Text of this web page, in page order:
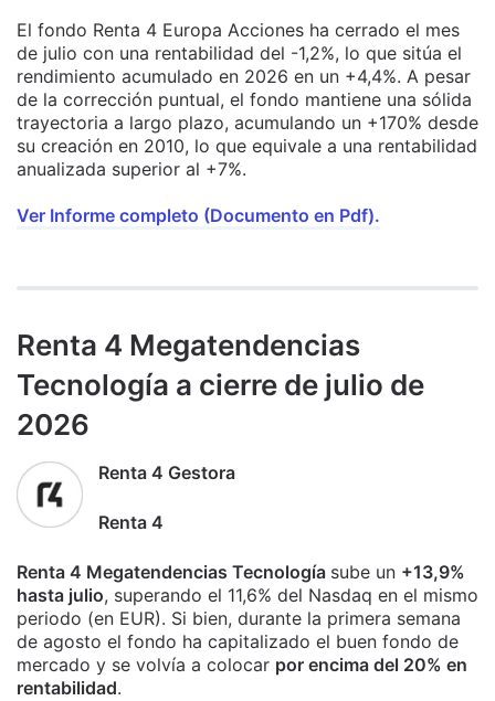
El fondo Renta 4 Europa Acciones ha cerrado el mes
de julio con una rentabilidad del -1,2%, lo que sitúa el
rendimiento acumulado en 2026 en un +4,4%. A pesar
de la corrección puntual, el fondo mantiene una sólida
trayectoria a largo plazo, acumulando un +170% desde
su creación en 2010, lo que equivale a una rentabilidad
anualizada superior al +7%.
Ver Informe completo (Documento en Pdf).
Renta 4 Megatendencias
Tecnología a cierre de julio de
2026
Renta 4 Gestora
Renta 4
Renta 4 Megatendencias Tecnología sube un +13,9%
hasta julio, superando el 11,6% del Nasdaq en el mismo
periodo (en EUR). Si bien, durante la primera semana
de agosto el fondo ha capitalizado el buen fondo de
mercado y se volvía a colocar por encima del 20% en
rentabilidad.